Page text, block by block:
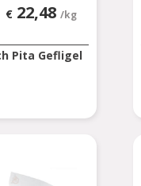
€22,48 /kg
Pita Gefligel